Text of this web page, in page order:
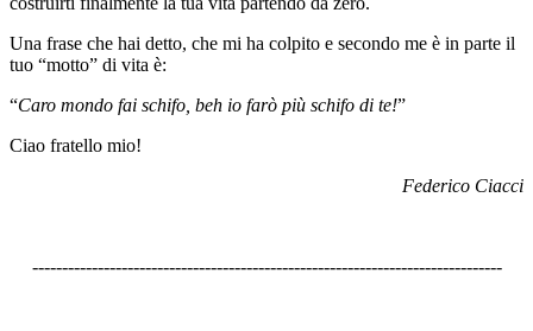
Una frase che hai detto, che mi ha colpito e secondo me è in parte il
tuo “motto” di vita è:
“Caro mondo fai schifo, beh io farò più schifo di te!”
Ciao fratello mio!
Federico Ciacci
-------------------------------------------------------------------------------